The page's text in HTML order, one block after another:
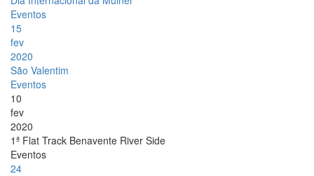
Eventos
15
fev
2020
São Valentim
Eventos
10
fev
2020
1ª Flat Track Benavente River Side
Eventos
24